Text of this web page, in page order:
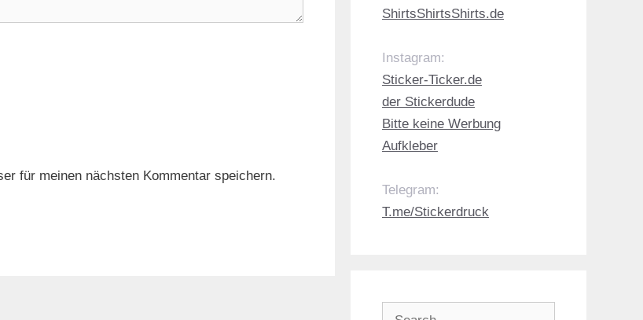
für meinen nächsten Kommentar speichern.
ShirtsShirtsShirts.de
Instagram:
Sticker-Ticker.de
der Stickerdude
Bitte keine Werbung
Aufkleber
Telegram:
T.me/Stickerdruck
Search